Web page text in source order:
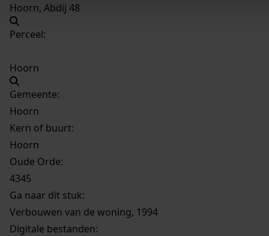
Hoorn, Abdij 48
Perceel:
Hoorn
Gemeente:
Hoorn
Kern of buurt:
Hoorn
Oude Orde:
4345
Ga naar dit stuk:
Verbouwen van de woning, 1994
Digitale bestanden: